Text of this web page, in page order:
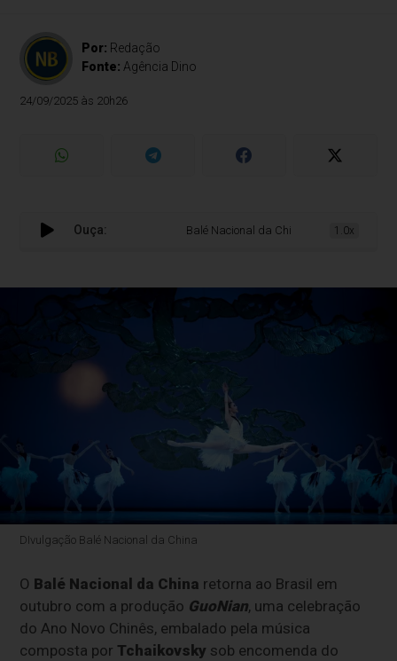
Por: Redação
Fonte: Agência Dino
24/09/2025 às 20h26
Ouça: Balé Nacional da China celebra o Ano
1.0x
DIvulgação Balé Nacional da China
O Balé Nacional da China retorna ao Brasil em
outubro com a produção GuoNian, uma celebração
do Ano Novo Chinês, embalado pela música
composta por Tchaikovsky sob encomenda do